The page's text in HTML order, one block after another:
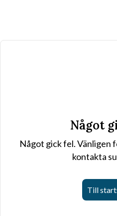
Något
Något gick fel. Vänligen
kontakta
Till